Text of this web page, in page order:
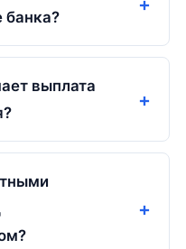
банка?
выплата